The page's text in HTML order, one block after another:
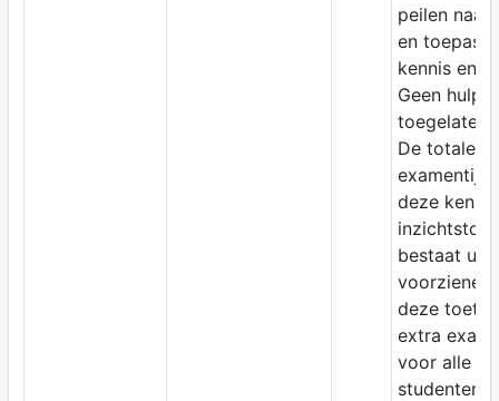
peilen naar
en
kennis en
Geen
toegelaten.
De totale
examentijd
deze
bestaat uit
voorziene
deze toets
extra
voor alle
studenten.